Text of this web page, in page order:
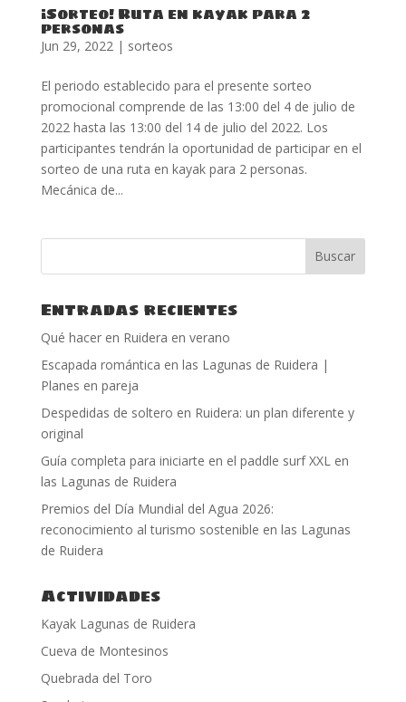
¡Sorteo! Ruta en kayak para 2
personas
Jun 29, 2022 | sorteos
El periodo establecido para el presente sorteo
promocional comprende de las 13:00 del 4 de julio de
2022 hasta las 13:00 del 14 de julio del 2022. Los
participantes tendrán la oportunidad de participar en el
sorteo de una ruta en kayak para 2 personas.
Mecánica de...
Entradas recientes
Qué hacer en Ruidera en verano
Escapada romántica en las Lagunas de Ruidera |
Planes en pareja
Despedidas de soltero en Ruidera: un plan diferente y
original
Guía completa para iniciarte en el paddle surf XXL en
las Lagunas de Ruidera
Premios del Día Mundial del Agua 2026:
reconocimiento al turismo sostenible en las Lagunas
de Ruidera
Actividades
Kayak Lagunas de Ruidera
Cueva de Montesinos
Quebrada del Toro